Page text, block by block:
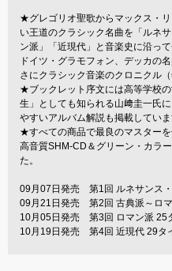
★グレゴリオ聖歌からマックス・
い王道のクラシック名曲を「ルネ
ン派」「近現代」と音楽史に沿っ
ドイツ・グラモフォン、デッカの
さにクラシック音楽のクロニクル（
★ブックレット序文には高等学校
生」としても知られる山﨑圭一氏
やすいアルバム解説も掲載していま
★すべての商品で最良のマスター
高音質SHM-CD＆グリーン・カラ
た。
09月07日発売 第1回 ルネサンス
09月21日発売 第2回 古典派～ロ
10月05日発売 第3回 ロマン派 25
10月19日発売 第4回 近現代 29タ